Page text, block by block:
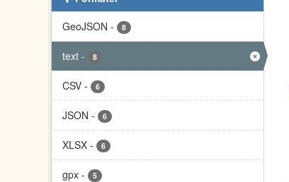
GeoJSON - 8
text - 8
CSV - 6
JSON - 6
XLSX - 6
gpx - 5